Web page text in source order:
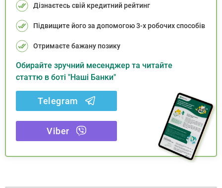
Дізнаєтесь свій кредитний рейтинг
Підвищите його за допомогою 3-х робочих способів
Отримаєте бажану позику
Обирайте зручний месенджер та читайте
статтю в боті "Наші Банки"
Telegram
Viber